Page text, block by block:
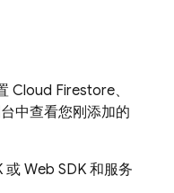
Cloud Firestore、
中查看您刚添加的
或 Web SDK 和服务